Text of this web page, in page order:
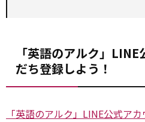
「英語のアルク」
だち登録しよう！
「英語のアルク」LINE公式ア